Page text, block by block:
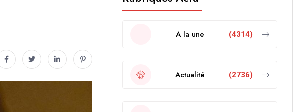
A la une (4314)
Actualité (2736)